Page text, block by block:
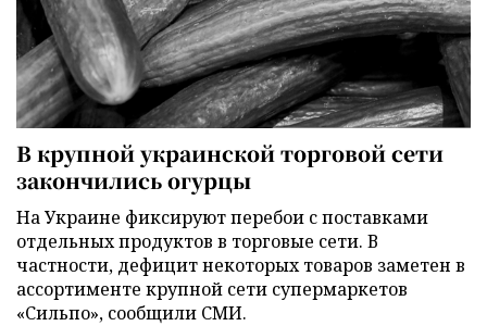
В крупной украинской торговой сети
закончились огурцы
На Украине фиксируют перебои с поставками
отдельных продуктов в торговые сети. В
частности, дефицит некоторых товаров заметен в
ассортименте крупной сети супермаркетов
«Сильпо», сообщили СМИ.